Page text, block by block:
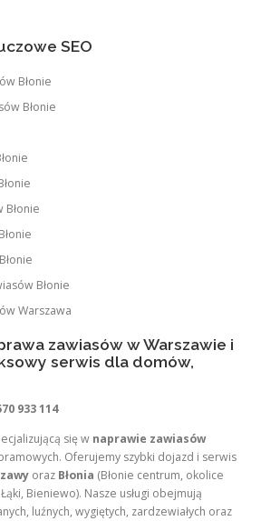
SEO
Błonie
Błonie
Błonie
Błonie
Warszawa
zawiasów w Warszawie i
serwis dla domów,
933 114
się w naprawie zawiasów
Oferujemy szybki dojazd i serwis
oraz Błonia (Błonie centrum, okolice
Bieniewo). Nasze usługi obejmują
luźnych, wygiętych, zardzewiałych oraz